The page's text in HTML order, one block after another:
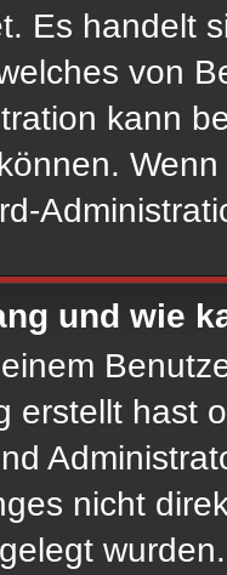
Es handelt
von
kann
und wie
erstellt hast
nicht